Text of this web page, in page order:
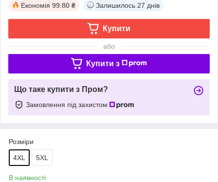
Економія 99.80 ₴ Залишилось 27 днів
Купити
або
Купити з
Що таке купити з Пром?
Замовлення під захистом
Розміри
4XL 5XL
В наявності